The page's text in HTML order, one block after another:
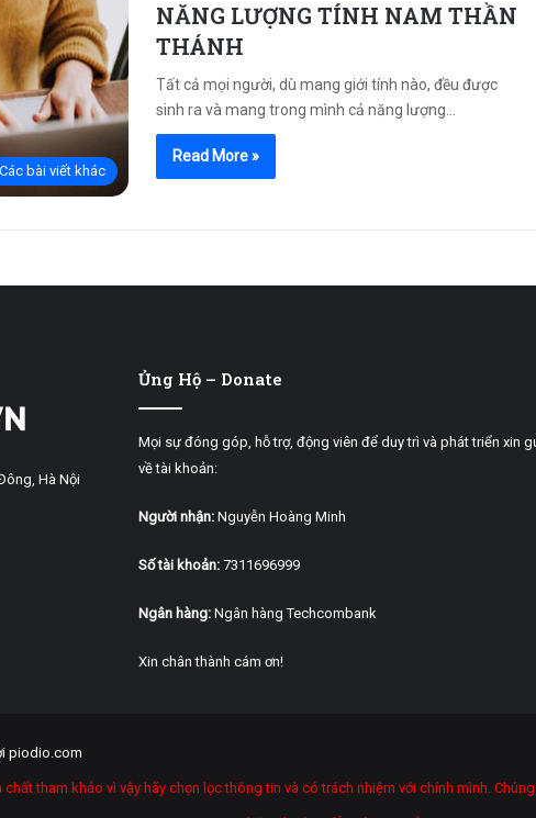
Các bài viết khác
NĂNG LƯỢNG TÍNH NAM THẦN
THÁNH
Tất cả mọi người, dù mang giới tính nào, đều được
sinh ra và mang trong mình cả năng lượng…
Read More »
Hà Nội
Ủng Hộ – Donate
Mọi sự đóng góp, hỗ trợ, động viên để duy trì và phát triển xin
về tài khoản:
Người nhận:Nguyễn Hoàng Minh
Số tài khoản:7311696999
Ngân hàng:Ngân hàng Techcombank
Xin chân thành cám ơn!
piodio.com
tham khảo vì vậy hãy chọn lọc thông tin và có trách nhiệm với chính mình.